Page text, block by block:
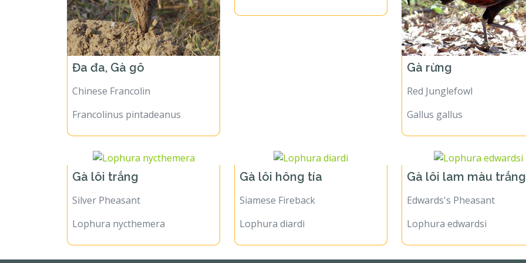
Đa đa, Gà gô
Chinese Francolin
Francolinus pintadeanus
Gà rừng
Red Junglefowl
Gallus gallus
Gà lôi trắng
Silver Pheasant
Lophura nycthemera
Gà lôi hông tía
Siamese Fireback
Lophura diardi
Gà lôi lam màu
Edwards's Pheasant
Lophura edwardsi